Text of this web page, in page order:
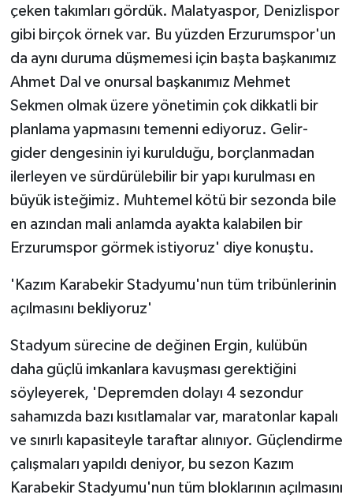
çeken takımları gördük. Malatyaspor, Denizlispor
gibi birçok örnek var. Bu yüzden Erzurumspor'un
da aynı duruma düşmemesi için başta başkanımız
Ahmet Dal ve onursal başkanımız Mehmet
Sekmen olmak üzere yönetimin çok dikkatli bir
planlama yapmasını temenni ediyoruz. Gelir-
gider dengesinin iyi kurulduğu, borçlanmadan
ilerleyen ve sürdürülebilir bir yapı kurulması en
büyük isteğimiz. Muhtemel kötü bir sezonda bile
en azından mali anlamda ayakta kalabilen bir
Erzurumspor görmek istiyoruz' diye konuştu.
'Kazım Karabekir Stadyumu'nun tüm tribünlerinin
açılmasını bekliyoruz'
Stadyum sürecine de değinen Ergin, kulübün
daha güçlü imkanlara kavuşması gerektiğini
söyleyerek, 'Depremden dolayı 4 sezondur
sahamızda bazı kısıtlamalar var, maratonlar kapalı
ve sınırlı kapasiteyle taraftar alınıyor. Güçlendirme
çalışmaları yapıldı deniyor, bu sezon Kazım
Karabekir Stadyumu'nun tüm bloklarının açılmasını